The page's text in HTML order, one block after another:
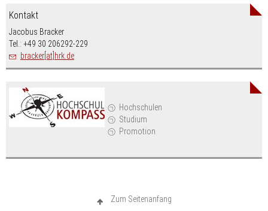
Hochschulen
Studium
Promotion
Kontakt
Jacobus Bracker
Tel.: +49 30 206292-229
bracker[at]hrk.de
Zum Seitenanfang